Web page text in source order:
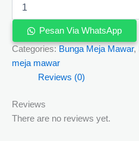
Pesan Via WhatsApp
Categories: Bunga Meja Mawar,
meja mawar
Reviews (0)
Reviews
There are no reviews yet.